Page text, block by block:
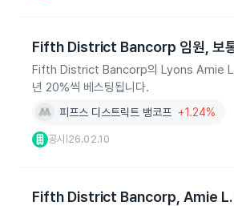
Fifth District Bancorp 임원, 보
Fifth District Bancorp의 Lyons Amie L.
년 20%씩 베스팅됩니다.
피프스 디스트릭트 뱅코프 +1.24%
공시 26.02.10
Fifth District Bancorp, Amie L.